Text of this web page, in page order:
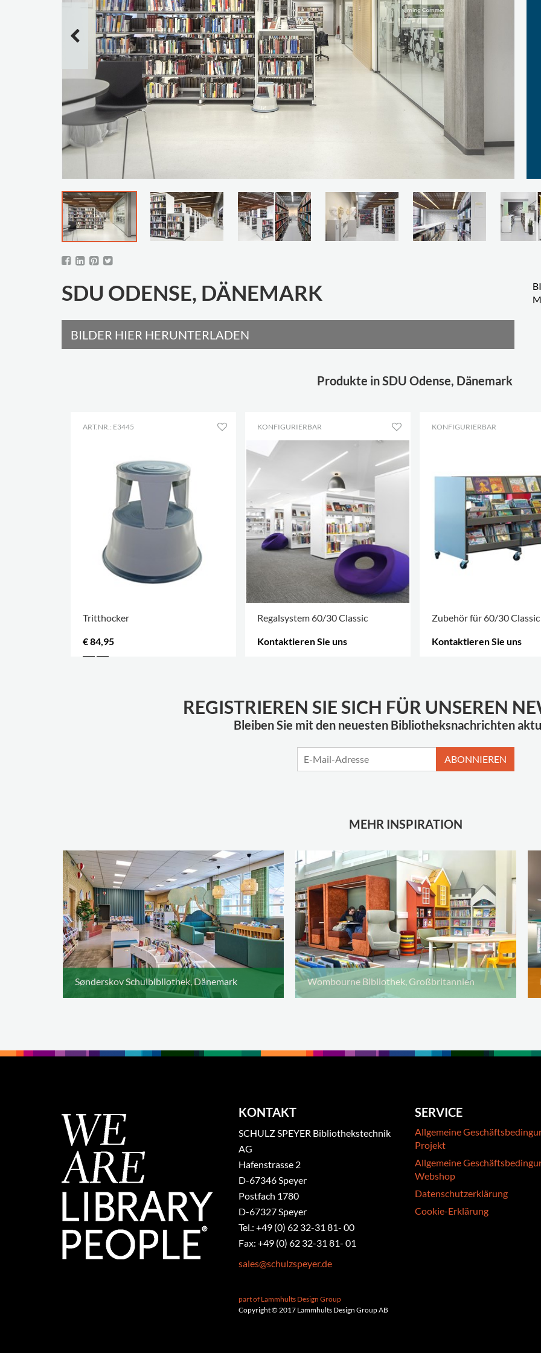
SDU ODENSE, DÄNEMARK
BILDER HIER HERUNTERLADEN
Produkte in SDU Odense, Dänemark
ART.NR.: E3445
Tritthocker
€ 84,95
KONFIGURIERBAR
Regalsystem 60/30 Classic
Kontaktieren Sie uns
KONFIGURIERBAR
Zubehör für 60/30 Classic
Kontaktieren Sie uns
REGISTRIEREN SIE SICH FÜR UNSEREN
Bleiben Sie mit den neuesten Bibliotheksnachrichten
ABONNIEREN
MEHR INSPIRATION
Sønderskov Schulbibliothek, Dänemark Wombourne Bibliothek, Großbritannien
KONTAKT
SCHULZ SPEYER Bibliothekstechnik
AG
Hafenstrasse 2
​D-67346 Speyer
Postfach 1780
D-67327 Speyer
Tel.: +49 (0) 62 32-31 81- 00
Fax: +49 (0) 62 32-31 81- 01
sales@schulzspeyer.de
part of Lammhults Design Group
Copyright © 2017 Lammhults Design Group AB
SERVICE
Allgemeine
Projekt
Allgemeine
Webshop
Datenschutzerklärung
Cookie-Erklärung